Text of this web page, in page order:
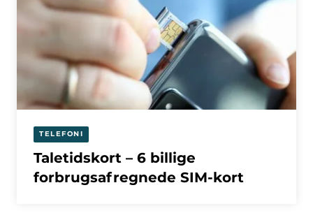
TELEFONI
Taletidskort – 6 billige
forbrugsafregnede SIM-kort